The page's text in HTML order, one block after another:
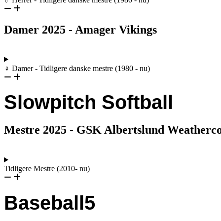
Damer 2025 - Amager Vikings
♀ Damer - Tidligere danske mestre (1980 - nu)
Slowpitch Softball
Mestre 2025 - GSK Albertslund
Tidligere Mestre (2010- nu)
Baseball5